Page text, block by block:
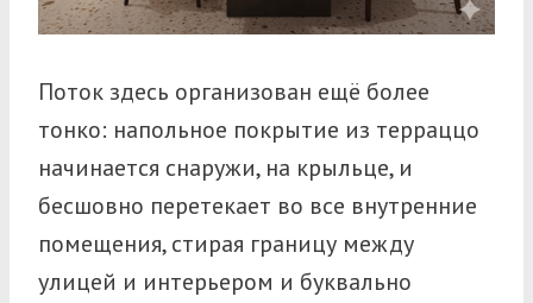
Поток здесь организован ещё более
тонко: напольное покрытие из терраццо
начинается снаружи, на крыльце, и
бесшовно перетекает во все внутренние
помещения, стирая границу между
улицей и интерьером и буквально